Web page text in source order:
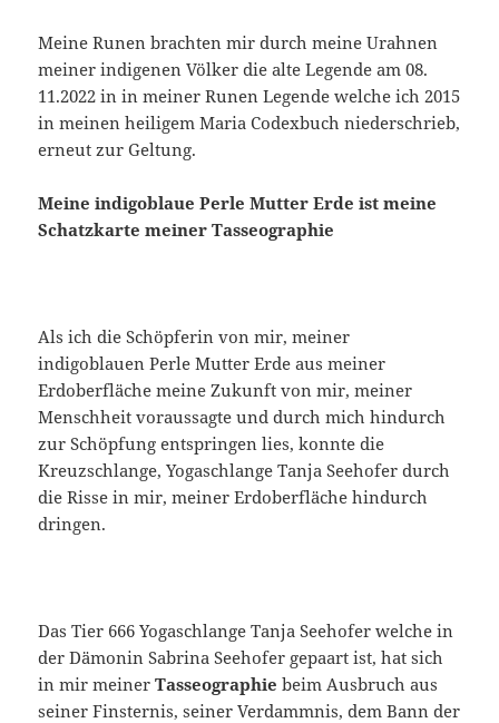
Meine Runen brachten mir durch meine Urahnen
meiner indigenen Völker die alte Legende am 08.
11.2022 in in meiner Runen Legende welche ich 2015
in meinen heiligem Maria Codexbuch niederschrieb,
erneut zur Geltung.
Meine indigoblaue Perle Mutter Erde ist meine
Schatzkarte meiner Tasseographie
Als ich die Schöpferin von mir, meiner
indigoblauen Perle Mutter Erde aus meiner
Erdoberfläche meine Zukunft von mir, meiner
Menschheit voraussagte und durch mich hindurch
zur Schöpfung entspringen lies, konnte die
Kreuzschlange, Yogaschlange Tanja Seehofer durch
die Risse in mir, meiner Erdoberfläche hindurch
dringen.
Das Tier 666 Yogaschlange Tanja Seehofer welche in
der Dämonin Sabrina Seehofer gepaart ist, hat sich
in mir meinerTasseographie beim Ausbruch aus
seiner Finsternis, seiner Verdammnis, dem Bann der